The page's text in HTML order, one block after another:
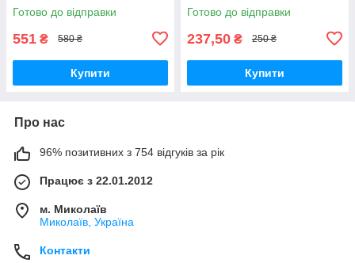
Готово до відправки
551 ₴ 580 ₴
Купити
Готово до відправки
237,50 ₴ 250 ₴
Купити
Про нас
96% позитивних з 754 відгуків за рік
Працює з 22.01.2012
м. Миколаїв
Миколаїв, Україна
Контакти